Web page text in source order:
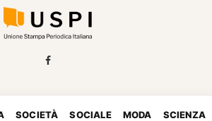
SOCIETÀ SOCIALE MODA SCIENZA